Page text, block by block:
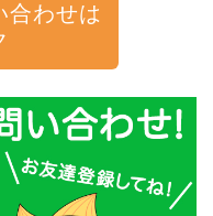
合わせは